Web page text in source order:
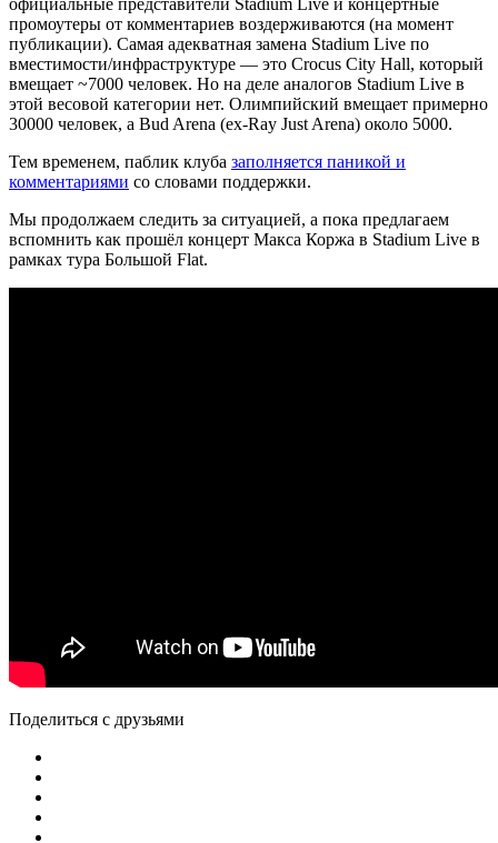
промоутеры от комментариев воздерживаются (на момент
публикации). Самая адекватная замена Stadium Live по
вместимости/инфраструктуре — это Crocus City Hall, который
вмещает ~7000 человек. Но на деле аналогов Stadium Live в
этой весовой категории нет. Олимпийский вмещает примерно
30000 человек, а Bud Arena (ex-Ray Just Arena) около 5000.
Тем временем, паблик клуба заполняется паникой и
комментариями со словами поддержки.
Мы продолжаем следить за ситуацией, а пока предлагаем
вспомнить как прошёл концерт Макса Коржа в Stadium Live в
рамках тура Большой Flat.
Поделиться с друзьями